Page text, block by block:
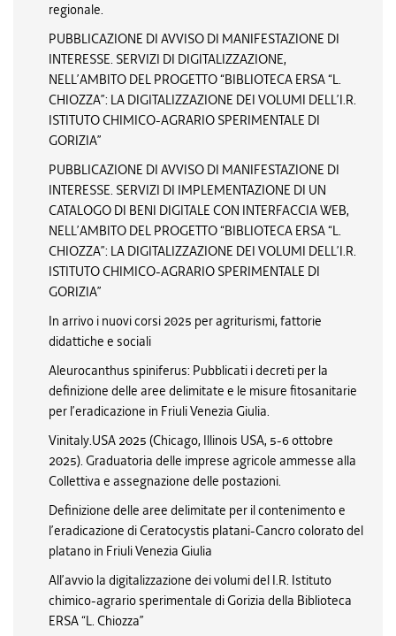
regionale.
PUBBLICAZIONE DI AVVISO DI MANIFESTAZIONE DI
INTERESSE. SERVIZI DI DIGITALIZZAZIONE,
NELL’AMBITO DEL PROGETTO “BIBLIOTECA ERSA “L.
CHIOZZA”: LA DIGITALIZZAZIONE DEI VOLUMI DELL’I.R.
ISTITUTO CHIMICO-AGRARIO SPERIMENTALE DI
GORIZIA”
PUBBLICAZIONE DI AVVISO DI MANIFESTAZIONE DI
INTERESSE. SERVIZI DI IMPLEMENTAZIONE DI UN
CATALOGO DI BENI DIGITALE CON INTERFACCIA WEB,
NELL’AMBITO DEL PROGETTO “BIBLIOTECA ERSA “L.
CHIOZZA”: LA DIGITALIZZAZIONE DEI VOLUMI DELL’I.R.
ISTITUTO CHIMICO-AGRARIO SPERIMENTALE DI
GORIZIA”
In arrivo i nuovi corsi 2025 per agriturismi, fattorie
didattiche e sociali
Aleurocanthus spiniferus: Pubblicati i decreti per la
definizione delle aree delimitate e le misure fitosanitarie
per l’eradicazione in Friuli Venezia Giulia.
Vinitaly.USA 2025 (Chicago, Illinois USA, 5-6 ottobre
2025). Graduatoria delle imprese agricole ammesse alla
Collettiva e assegnazione delle postazioni.
Definizione delle aree delimitate per il contenimento e
l’eradicazione di Ceratocystis platani-Cancro colorato del
platano in Friuli Venezia Giulia
All’avvio la digitalizzazione dei volumi del I.R. Istituto
chimico-agrario sperimentale di Gorizia della Biblioteca
ERSA “L. Chiozza”